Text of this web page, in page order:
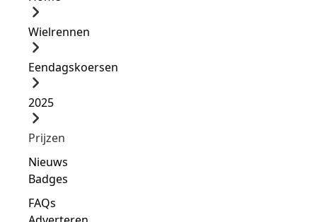
Wielrennen
Eendagskoersen
2025
Prijzen
Nieuws
Badges
FAQs